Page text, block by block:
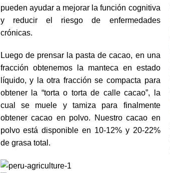
pueden ayudar a mejorar la función cognitiva
y reducir el riesgo de enfermedades
crónicas.
Luego de prensar la pasta de cacao, en una
fracción obtenemos la manteca en estado
líquido, y la otra fracción se compacta para
obtener la “torta o torta de calle cacao”, la
cual se muele y tamiza para finalmente
obtener cacao en polvo. Nuestro cacao en
polvo está disponible en 10-12% y 20-22%
de grasa total.